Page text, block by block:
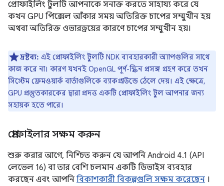
প্রোফাইলিং টুলটি আপনাকে সনাক্ত করতে সাহায্য করে যে
কখন GPU পিক্সেল আঁকার সময় অতিরিক্ত চাপের সম্মুখীন হয়
অথবা অতিরিক্ত ওভারড্রয়ের কারণে চাপের সম্মুখীন হয়।
দ্রষ্টব্য: এই প্রোফাইলিং টুলটি NDK ব্যবহারকারী অ্যাপগুলির সাথে
কাজ করে না। কারণ যখনই OpenGL পূর্ণ-স্ক্রিন প্রসঙ্গ গ্রহণ করে তখন
সিস্টেম ফ্রেমওয়ার্ক বার্তাগুলিকে ব্যাকগ্রাউন্ডে ঠেলে দেয়। এই ক্ষেত্রে,
GPU প্রস্তুতকারকের দ্বারা প্রদত্ত একটি প্রোফাইলিং টুল আপনার জন্য
সহায়ক হতে পারে।
প্রোফাইলার সক্ষম করুন
শুরু করার আগে, নিশ্চিত করুন যে আপনি Android 4.1 (API
লেভেল 16) বা তার বেশি চলমান একটি ডিভাইস ব্যবহার
করছেন এবং আপনি বিকাশকারী বিকল্পগুলি সক্ষম করেছেন ।